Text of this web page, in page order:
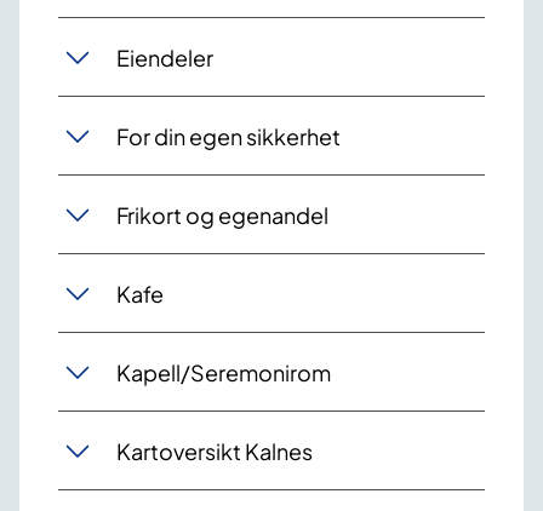
Eiendeler
For din egen sikkerhet
Frikort og egenandel
Kafe
Kapell/Seremonirom
Kartoversikt Kalnes